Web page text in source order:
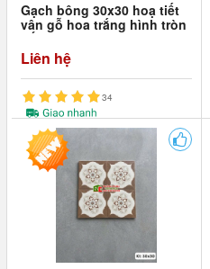
Gạch bông 30x30 hoạ tiết
vân gỗ hoa trắng hình tròn
đối xứng
Liên hệ
34